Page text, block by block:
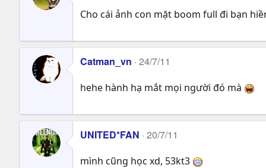
Cho cái ảnh con mặt boom full đi bạn
Catman_vn 24/7/11
hehe hành hạ mắt mọi người đó mà
UNITED*FAN 20/7/11
mình cũng học xd, 53kt3